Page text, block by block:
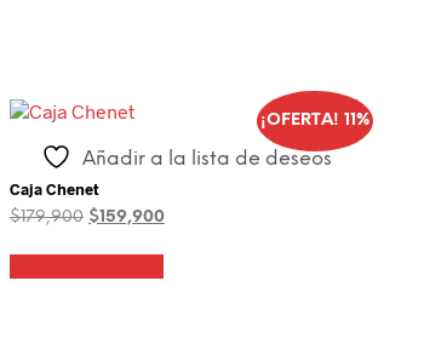
¡OFERTA! 11%
Añadir a la lista de deseos
Caja Chenet
$179,900 El
original
era:
$159,900El